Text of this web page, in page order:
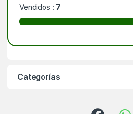
Vendidos : 7
Categorías